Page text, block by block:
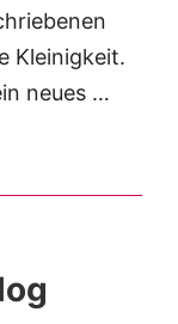
Kleinigkeit.
neues …